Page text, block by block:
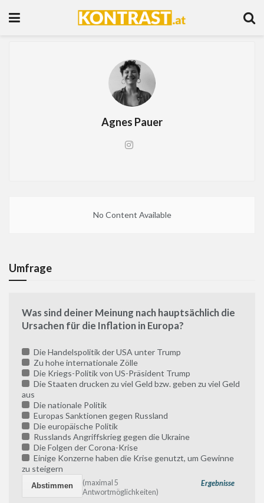
Agnes Pauer
No Content Available
Umfrage
Was sind deiner Meinung nach hauptsächlich die
Ursachen für die Inflation in Europa?
Die Handelspolitik der USA unter Trump
Zu hohe internationale Zölle
Die Kriegs-Politik von US-Präsident Trump
Die Staaten drucken zu viel Geld bzw. geben zu viel Geld
aus
Die nationale Politik
Europas Sanktionen gegen Russland
Die europäische Politik
Russlands Angriffskrieg gegen die Ukraine
Die Folgen der Corona-Krise
Einige Konzerne haben die Krise genutzt, um Gewinne
zu steigern
Ergebnisse
(maximal 5
Antwortmöglichkeiten)